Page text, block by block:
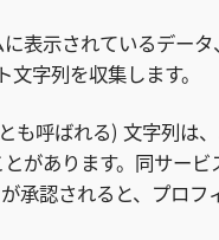
表示されているデー
字列を収集します。
も呼ばれる) 文字列は
があります。同サー
認されると、プロフ